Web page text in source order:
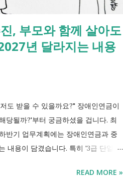
, 부모와 함께 살아도
년 달라지는 내용
도 받을 수 있을까요?" 장애인연금이
당될까?'부터 궁금하셨을 겁니다. 최
반기 업무계획에는 장애인연금과 중
내용이 담겼습니다. 특히 '3급 단일장
고 있습니다. 이번 글에서는 장애인과
READ MORE »